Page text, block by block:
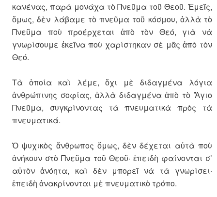
κανένας, παρὰ μονάχα τὸ Πνεῦμα τοῦ Θεοῦ. Ἐμεῖς,
ὅμως, δὲν λάβαμε τὸ πνεῦμα τοῦ κόσμου, ἀλλὰ τὸ
Πνεῦμα ποὺ προέρχεται ἀπὸ τὸν Θεό, γιὰ νὰ
γνωρίσουμε ἐκεῖνα ποὺ χαρίστηκαν σὲ μᾶς ἀπὸ τὸν
Θεό.
Τὰ ὁποία καὶ λέμε, ὄχι μὲ διδαγμένα λόγια
ἀνθρώπινης σοφίας, ἀλλὰ διδαγμένα ἀπὸ τὸ Ἅγιο
Πνεῦμα, συγκρίνοντας τὰ πνευματικὰ πρὸς τὰ
πνευματικά.
Ὁ ψυχικὸς ἄνθρωπος ὅμως, δὲν δέχεται αὐτὰ ποὺ
ἀνήκουν στὸ Πνεῦμα τοῦ Θεοῦ· ἐπειδὴ φαίνονται σ’
αὐτὸν ἀνόητα, καὶ δὲν μπορεῖ νὰ τὰ γνωρίσει·
ἐπειδὴ ἀνακρίνονται μὲ πνευματικὸ τρόπο.